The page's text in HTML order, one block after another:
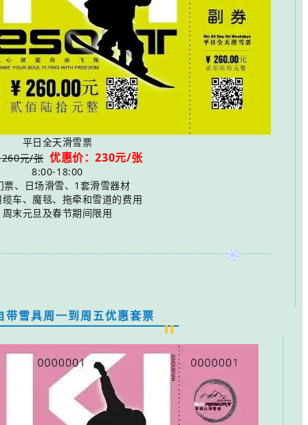
平日全天滑雪票
260元/张 优惠价：230元/张
8:00-18:00
票、日场滑雪、1套滑雪器材
车、魔毯、拖牵和雪道的费用
周末元旦及春节期间限用
带雪具周一到周五优惠套票